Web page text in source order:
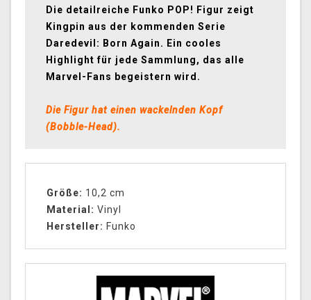
Die detailreiche Funko POP! Figur zeigt
Kingpin aus der kommenden Serie
Daredevil: Born Again. Ein cooles
Highlight für jede Sammlung, das alle
Marvel-Fans begeistern wird.
Die Figur hat einen wackelnden Kopf
(Bobble-Head).
Größe: 10,2 cm
Material: Vinyl
Hersteller: Funko